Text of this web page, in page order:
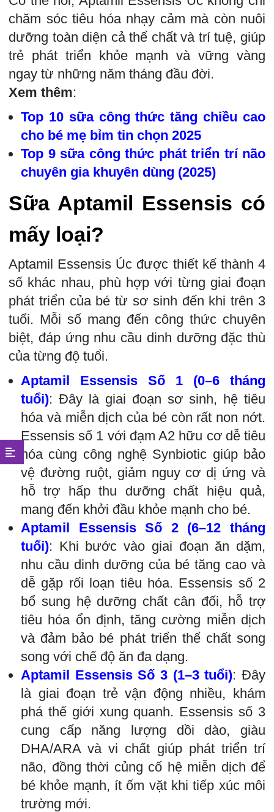
chăm sóc tiêu hóa nhạy cảm mà còn nuôi
dưỡng toàn diện cả thể chất và trí tuệ, giúp
trẻ phát triển khỏe mạnh và vững vàng
ngay từ những năm tháng đầu đời.
Xem thêm:
Top 10 sữa công thức tăng chiều cao
cho bé mẹ bỉm tin chọn 2025
Top 9 sữa công thức phát triển trí não
chuyên gia khuyên dùng (2025)
Sữa Aptamil Essensis có
mấy loại?
Aptamil Essensis Úc được thiết kế thành 4
số khác nhau, phù hợp với từng giai đoạn
phát triển của bé từ sơ sinh đến khi trên 3
tuổi. Mỗi số mang đến công thức chuyên
biệt, đáp ứng nhu cầu dinh dưỡng đặc thù
của từng độ tuổi.
Aptamil Essensis Số 1 (0–6 tháng
tuổi): Đây là giai đoạn sơ sinh, hệ tiêu
hóa và miễn dịch của bé còn rất non nớt.
Essensis số 1 với đạm A2 hữu cơ dễ tiêu
hóa cùng công nghệ Synbiotic giúp bảo
vệ đường ruột, giảm nguy cơ dị ứng và
hỗ trợ hấp thu dưỡng chất hiệu quả,
mang đến khởi đầu khỏe mạnh cho bé.
Aptamil Essensis Số 2 (6–12 tháng
tuổi): Khi bước vào giai đoạn ăn dặm,
nhu cầu dinh dưỡng của bé tăng cao và
dễ gặp rối loạn tiêu hóa. Essensis số 2
bổ sung hệ dưỡng chất cân đối, hỗ trợ
tiêu hóa ổn định, tăng cường miễn dịch
và đảm bảo bé phát triển thể chất song
song với chế độ ăn đa dạng.
Aptamil Essensis Số 3 (1–3 tuổi): Đây
là giai đoạn trẻ vận động nhiều, khám
phá thế giới xung quanh. Essensis số 3
cung cấp năng lượng dồi dào, giàu
DHA/ARA và vi chất giúp phát triển trí
não, đồng thời củng cố hệ miễn dịch để
bé khỏe mạnh, ít ốm vặt khi tiếp xúc môi
trường mới.